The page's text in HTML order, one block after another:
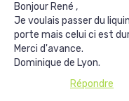
Bonjour René ,
Je voulais passer du
porte mais celui ci est
Merci d'avance.
Dominique de Lyon.
Répondre